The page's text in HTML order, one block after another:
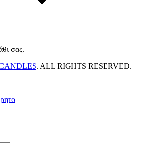
σας.
. ALL RIGHTS RESERVED.